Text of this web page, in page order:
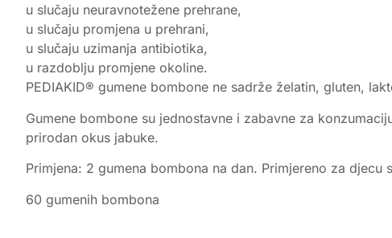
u slučaju neuravnotežene prehrane,
u slučaju promjena u prehrani,
u slučaju uzimanja antibiotika,
u razdoblju promjene okoline.
PEDIAKID® gumene bombone ne sadrže želatin, gluten,
Gumene bombone su jednostavne i zabavne za
prirodan okus jabuke.
Primjena: 2 gumena bombona na dan. Primjereno za
60 gumenih bombona